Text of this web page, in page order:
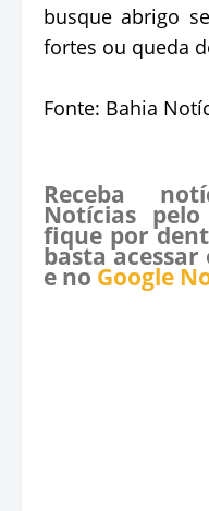
busque abrigo
fortes ou queda
Fonte: Bahia
Receba
Notícias pelo
fique por
basta acessar
e no Google